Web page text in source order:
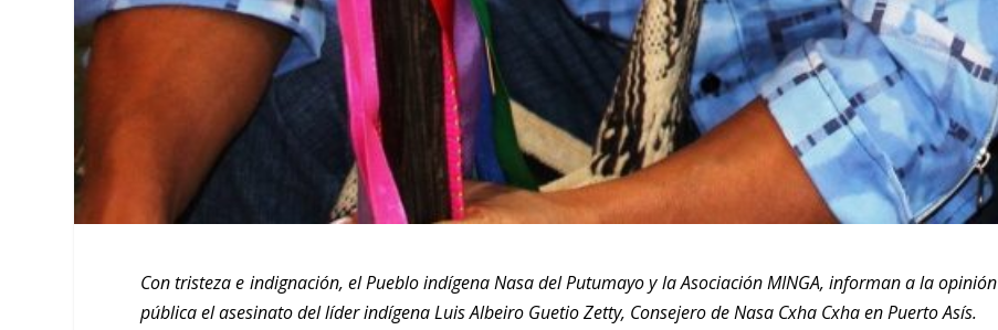
Con tristeza e indignación, el Pueblo indígena Nasa del Putumayo y la Asociación MINGA, informan a la opinión
pública el asesinato del líder indígena Luis Albeiro Guetio Zetty, Consejero de Nasa Cxha Cxha en Puerto Asís.